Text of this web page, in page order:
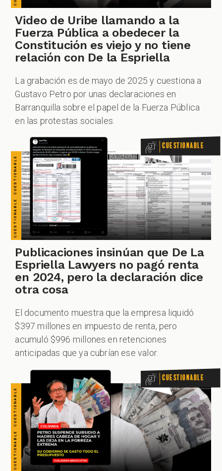
Video de Uribe llamando a la
Fuerza Pública a obedecer la
Constitución es viejo y no tiene
relación con De la Espriella
La grabación es de mayo de 2025 y cuestiona a
Gustavo Petro por unas declaraciones en
Barranquilla sobre el papel de la Fuerza Pública
en las protestas sociales.
CUESTIONABLE CUESTIONABLE CUESTIONABLE CUESTIONABLE CUESTIONABLE CUESTIONABLE CUESTIONABLE Cuestionable
Publicaciones insinúan que De La
Espriella Lawyers no pagó renta
en 2024, pero la declaración dice
otra cosa
El documento muestra que la empresa liquidó
$397 millones en impuesto de renta, pero
acumuló $996 millones en retenciones
anticipadas que ya cubrían ese valor.
CUESTIONABLE CUESTIONABLE CUESTIONABLE CUESTIONABLE CUESTIONABLE CUESTIONABLE CUESTIONABLE Cuestionable